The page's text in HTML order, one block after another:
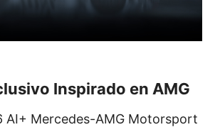
Inspirado en AMG
AI+ Mercedes-AMG Motorsport